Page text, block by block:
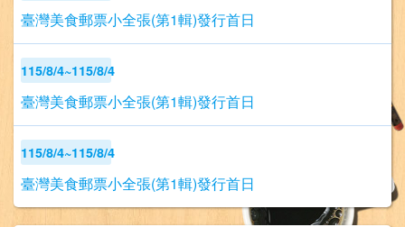
臺灣美食郵票小全張(第1輯)發行首日
115/8/4~115/8/4
臺灣美食郵票小全張(第1輯)發行首日
115/8/4~115/8/4
臺灣美食郵票小全張(第1輯)發行首日